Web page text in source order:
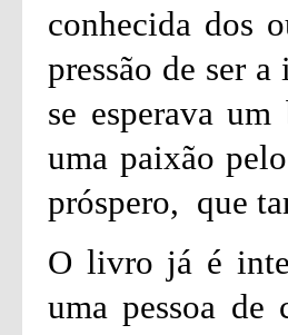
conhecida dos
pressão de ser
se esperava
uma paixão
próspero, que
O livro já é
uma pessoa